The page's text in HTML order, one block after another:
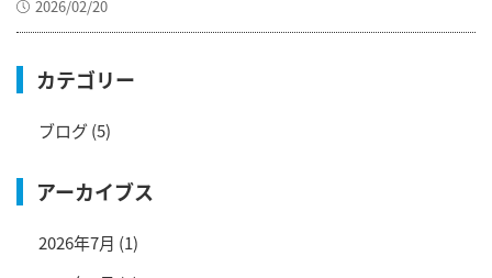
2026/02/20
カテゴリー
ブログ(5)
アーカイブス
2026年7月 (1)